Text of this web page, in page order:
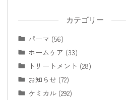
カテゴリー
パーマ (56)
ホームケア (33)
トリートメント (28)
お知らせ (72)
ケミカル (292)